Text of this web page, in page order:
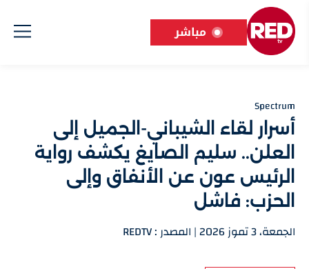
مباشر
Spectrum
أسرار لقاء الشيباني-الجميل إلى
العلن.. سليم الصايغ يكشف رواية
الرئيس عون عن الأنفاق وإلى
الحزب: فاشل
الجمعة، 3 تموز 2026 | المصدر : REDTV